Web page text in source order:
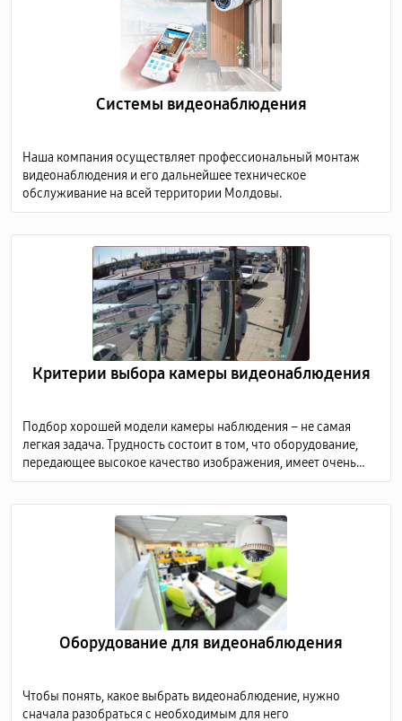
Системы видеонаблюдения
Наша компания осуществляет профессиональный монтаж
видеонаблюдения и его дальнейшее техническое
обслуживание на всей территории Молдовы.
Критерии выбора камеры видеонаблюдения
Подбор хорошей модели камеры наблюдения – не самая
легкая задача. Трудность состоит в том, что оборудование,
передающее высокое качество изображения, имеет очень
высокую стоимость, а дешевые модели не способны
Оборудование для видеонаблюдения
Чтобы понять, какое выбрать видеонаблюдение, нужно
сначала разобраться с необходимым для него